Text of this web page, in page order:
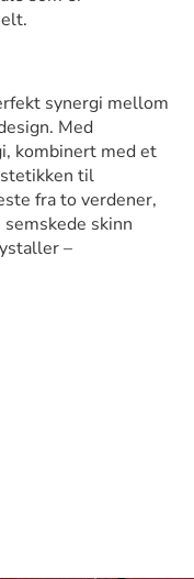
synergi mellom
Med
kombinert med et
til
fra to verdener,
skinn
–